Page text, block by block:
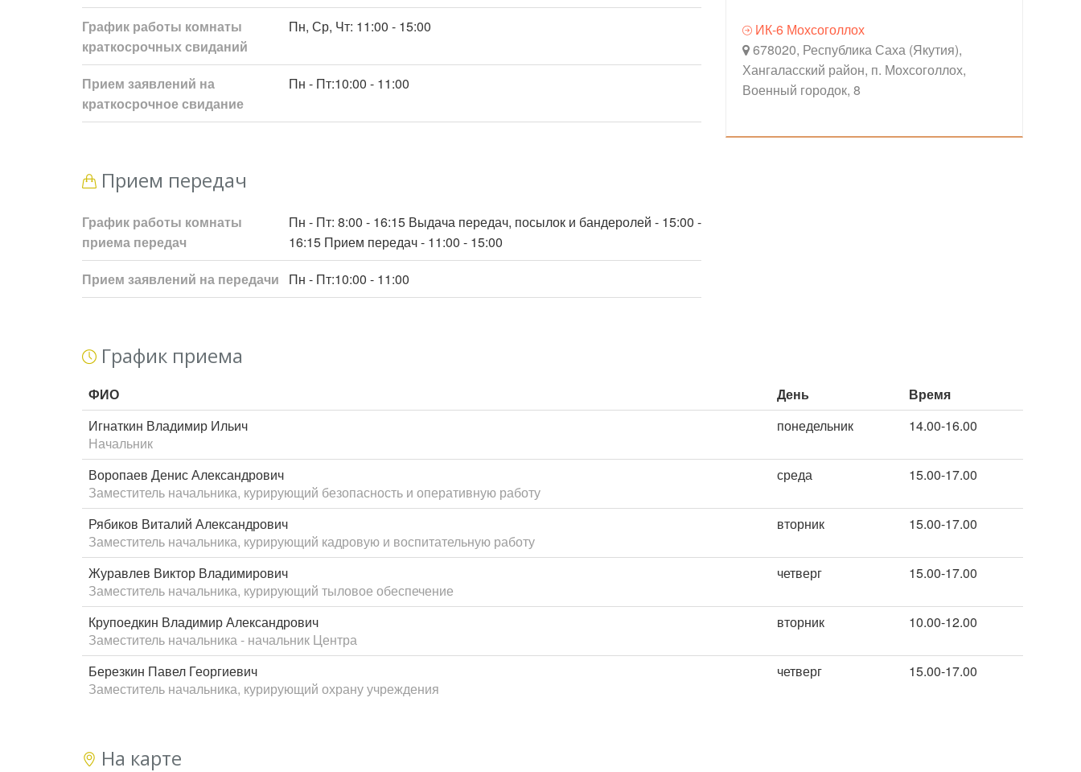
График работы комнаты
краткосрочных свиданий
Пн, Ср, Чт: 11:00 - 15:00
Прием заявлений на
краткосрочное свидание
Пн - Пт:10:00 - 11:00
Прием передач
График работы комнаты
приема передач
Пн - Пт: 8:00 - 16:15 Выдача передач, посылок и бандеролей - 15:00 -
16:15 Прием передач - 11:00 - 15:00
Прием заявлений на передачи
Пн - Пт:10:00 - 11:00
ИК-6 Мохсоголлох
678020, Республика Саха (Якутия),
Хангаласский район, п. Мохсоголлох,
Военный городок, 8
График приема
ФИО День
Время
Игнаткин Владимир Ильич
Начальник
понедельник 14.00-16.00
Воропаев Денис Александрович
Заместитель начальника, курирующий безопасность и оперативную работу
среда 15.00-17.00
Рябиков Виталий Александрович
Заместитель начальника, курирующий кадровую и воспитательную работу
вторник 15.00-17.00
Журавлев Виктор Владимирович
Заместитель начальника, курирующий тыловое обеспечение
четверг 15.00-17.00
Крупоедкин Владимир Александрович
Заместитель начальника - начальник Центра
вторник 10.00-12.00
Березкин Павел Георгиевич
Заместитель начальника, курирующий охрану учреждения
четверг 15.00-17.00
На карте